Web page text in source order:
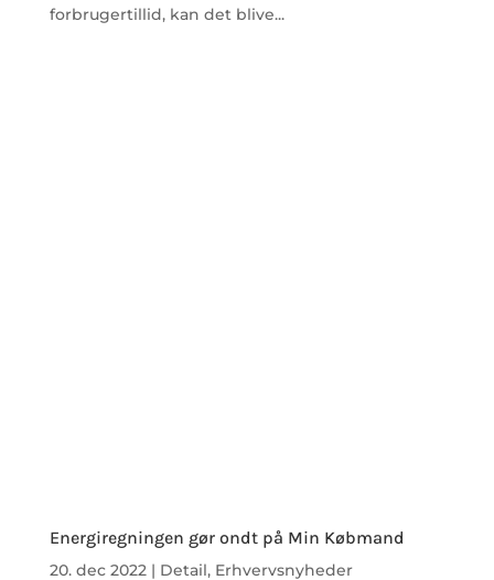
forbrugertillid, kan det blive...
Energiregningen gør ondt på Min Købmand
20. dec 2022| Detail, Erhvervsnyheder